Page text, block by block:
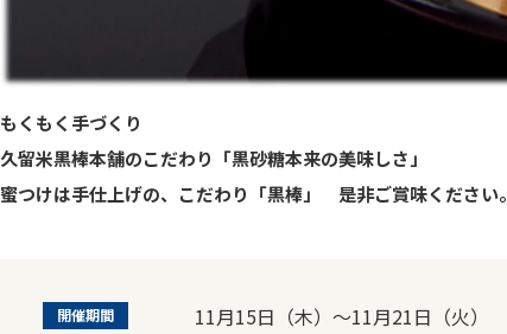
もくもく手づくり
久留米黒棒本舗のこだわり「黒砂糖本来の美味しさ」
蜜つけは手仕上げの、こだわり「黒棒」 是非ご賞味ください。
開催期間 11月15日（木）～11月21日（火）